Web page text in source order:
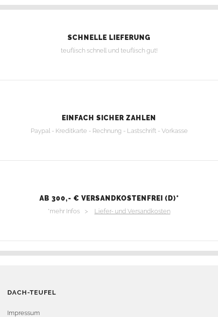
SCHNELLE LIEFERUNG
teuflisch schnell und teuflisch gut!
EINFACH SICHER ZAHLEN
Paypal - Kreditkarte - Rechnung - Lastschrift - Vorkasse
AB 300,- € VERSANDKOSTENFREI (D)*
*mehr Infos > Liefer- und Versandkosten
DACH-TEUFEL
Impressum